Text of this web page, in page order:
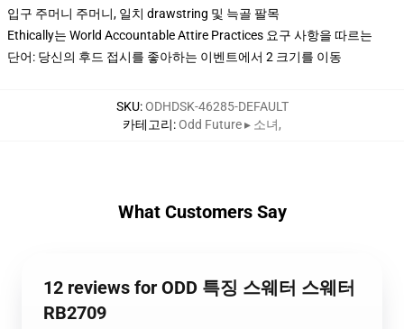
입구 주머니 주머니, 일치 drawstring 및 늑골 팔목
Ethically는 World Accountable Attire Practices 요구 사항을 따르는
단어: 당신의 후드 접시를 좋아하는 이벤트에서 2 크기를 이동
SKU:ODHDSK-46285-DEFAULT
카테고리:Odd Future ▸ 소녀,
What Customers Say
12 reviews for ODD 특징 스웨터 스웨터
RB2709